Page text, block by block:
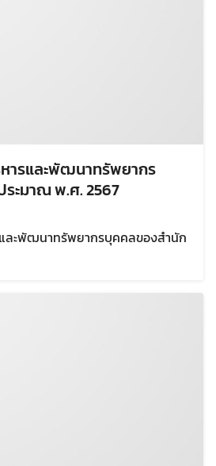
ารและพัฒนาทรัพยากร
ะมาณ พ.ศ. 2567
ละพัฒนาทรัพยากรบุคคลของสำนัก